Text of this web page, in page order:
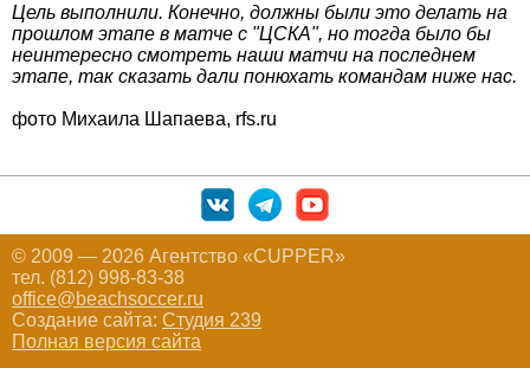
Цель выполнили. Конечно, должны были это делать на
прошлом этапе в матче с "ЦСКА", но тогда было бы
неинтересно смотреть наши матчи на последнем
этапе, так сказать дали понюхать командам ниже нас.
фото Михаила Шапаева, rfs.ru
© 2009 — 2026 Агентство «CUPPER»
тел. (812) 998-83-38
office@beachsoccer.ru
Создание сайта: Студия 239
Полная версия сайта